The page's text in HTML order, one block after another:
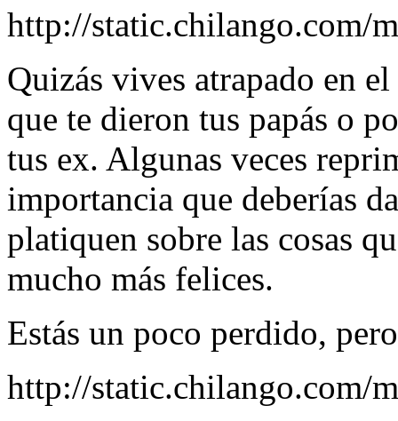
http://static.chilango.com/
Quizás vives atrapado en
que te dieron tus papás o
tus ex. Algunas veces
importancia que deberías
platiquen sobre las cosas
mucho más felices.
Estás un poco perdido,
http://static.chilango.com/